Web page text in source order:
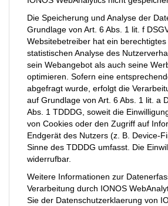
Die Speicherung und Analyse der
Grundlage von Art. 6 Abs. 1 lit. f
Websitebetreiber hat ein
statistischen Analyse des
sein Webangebot als auch seine
optimieren. Sofern eine
abgefragt wurde, erfolgt die
auf Grundlage von Art. 6 Abs. 1 lit. a
Abs. 1 TDDDG, soweit die
von Cookies oder den Zugriff auf
Endgerät des Nutzers (z. B. Device-
Sinne des TDDDG umfasst. Die
widerrufbar.
Weitere Informationen zur
Verarbeitung durch IONOS
Sie der Datenschutzerklaerung von